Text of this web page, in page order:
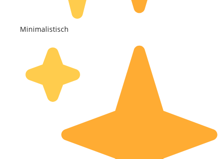
Minimalistisch